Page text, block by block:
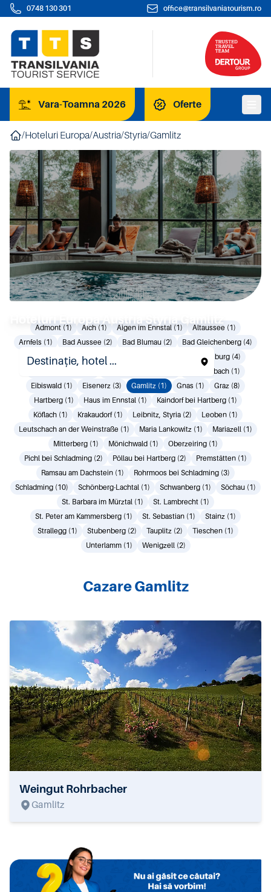
0748 130 301 office@transilvaniatourism.ro
Vara-Toamna 2026 Oferte
/Hoteluri Europa/Austria/Styria/Gamlitz
Hoteluri Europa Austria Styria Gamlitz
Admont (1) Aich (1) Aigen im Ennstal (1)
Altaussee (1)
Arnfels (1)
Bad Aussee (2) Bad Blumau (2)
Bad Gleichenberg (4)
Bad Loipersdorf (1)
Bad Mitterndorf (2)
Bad Radkersburg (4)
Donnersbach (1)
Eibiswald (1)
Eisenerz (3) Gamlitz (1) Gnas (1)
Graz (8)
Hartberg (1)
Haus im Ennstal (1)
Kaindorf bei Hartberg (1)
Köflach (1)
Krakaudorf (1) Leibnitz, Styria (2)
Leoben (1)
Leutschach an der Weinstraße (1)
Maria Lankowitz (1)
Mariazell (1)
Mitterberg (1)
Mönichwald (1)
Oberzeiring (1)
Pichl bei Schladming (2)
Pöllau bei Hartberg (2)
Premstätten (1)
Ramsau am Dachstein (1)
Rohrmoos bei Schladming (3)
Schladming (10)
Schönberg-Lachtal (1) Schwanberg (1)
Söchau (1)
St. Barbara im Mürztal (1)
St. Lambrecht (1)
St. Peter am Kammersberg (1)
St. Sebastian (1)
Stainz (1)
Strallegg (1)
Stubenberg (2) Tauplitz (2)
Tieschen (1)
Unterlamm (1)
Wenigzell (2)
Cazare Gamlitz
Weingut Rohrbacher
Gamlitz